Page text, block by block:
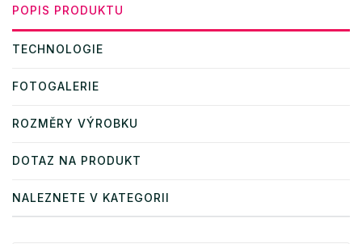
POPIS PRODUKTU
TECHNOLOGIE
FOTOGALERIE
ROZMĚRY VÝROBKU
DOTAZ NA PRODUKT
NALEZNETE V KATEGORII